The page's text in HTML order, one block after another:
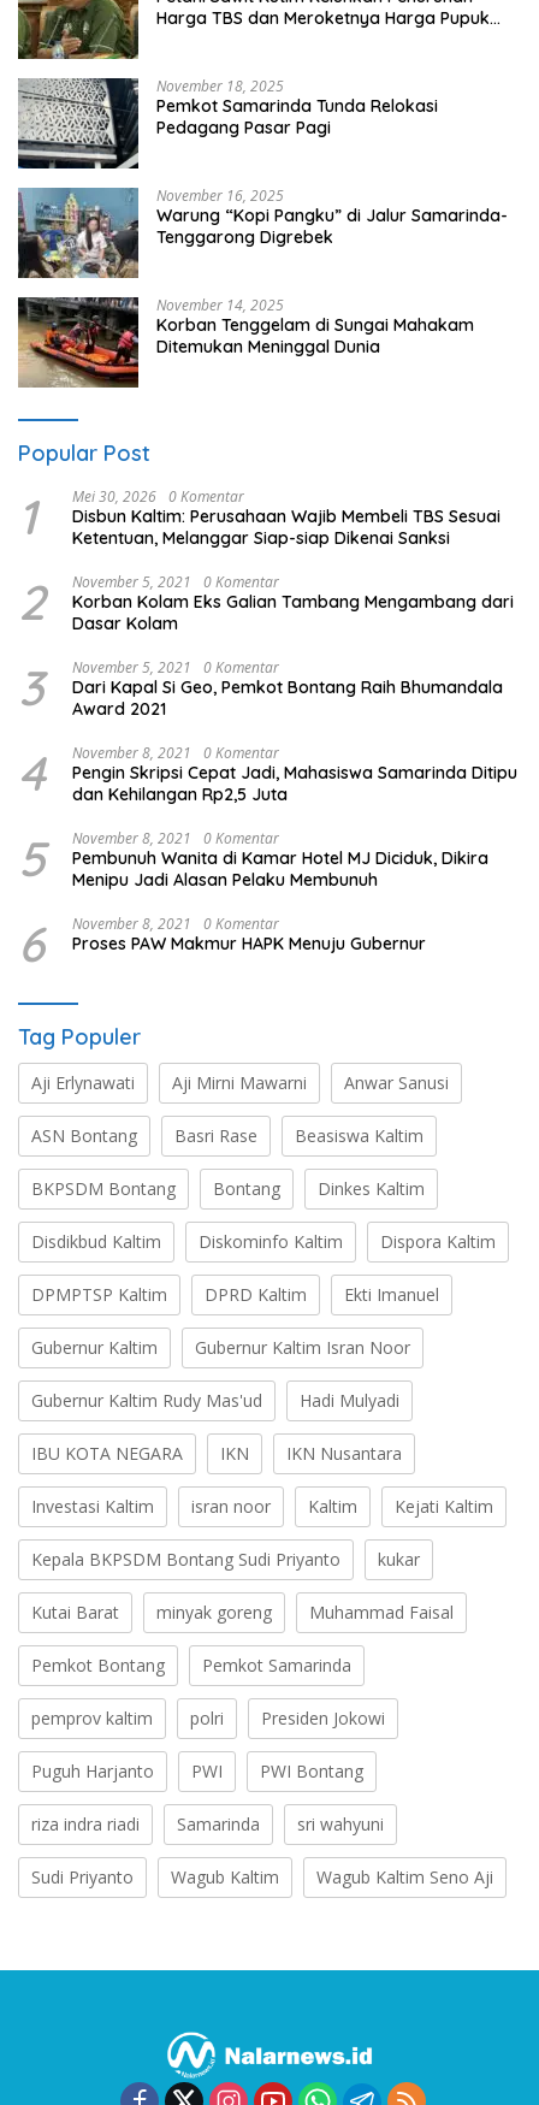
Harga TBS dan Meroketnya Harga Pupuk
November 18, 2025
Pemkot Samarinda Tunda Relokasi
Pedagang Pasar Pagi
November 16, 2025
Warung “Kopi Pangku” di Jalur Samarinda-
Tenggarong Digrebek
November 14, 2025
Korban Tenggelam di Sungai Mahakam
Ditemukan Meninggal Dunia
Popular Post
1 Mei 30, 2026 0 Komentar
Disbun Kaltim: Perusahaan Wajib Membeli TBS Sesuai
Ketentuan, Melanggar Siap-siap Dikenai Sanksi
2 November 5, 2021 0 Komentar
Korban Kolam Eks Galian Tambang Mengambang dari
Dasar Kolam
3 November 5, 2021 0 Komentar
Dari Kapal Si Geo, Pemkot Bontang Raih Bhumandala
Award 2021
4 November 8, 2021 0 Komentar
Pengin Skripsi Cepat Jadi, Mahasiswa Samarinda Ditipu
dan Kehilangan Rp2,5 Juta
5 November 8, 2021 0 Komentar
Pembunuh Wanita di Kamar Hotel MJ Diciduk, Dikira
Menipu Jadi Alasan Pelaku Membunuh
6 November 8, 2021 0 Komentar
Proses PAW Makmur HAPK Menuju Gubernur
Tag Populer
Aji Erlynawati Aji Mirni Mawarni Anwar Sanusi
ASN Bontang Basri Rase Beasiswa Kaltim
BKPSDM Bontang Bontang Dinkes Kaltim
Disdikbud Kaltim Diskominfo Kaltim Dispora Kaltim
DPMPTSP Kaltim DPRD Kaltim Ekti Imanuel
Gubernur Kaltim Gubernur Kaltim Isran Noor
Gubernur Kaltim Rudy Mas'ud Hadi Mulyadi
IBU KOTA NEGARA IKN IKN Nusantara
Investasi Kaltim isran noor Kaltim Kejati Kaltim
Kepala BKPSDM Bontang Sudi Priyanto kukar
Kutai Barat minyak goreng Muhammad Faisal
Pemkot Bontang Pemkot Samarinda
pemprov kaltim polri Presiden Jokowi
Puguh Harjanto PWI PWI Bontang
riza indra riadi Samarinda sri wahyuni
Sudi Priyanto Wagub Kaltim Wagub Kaltim Seno Aji